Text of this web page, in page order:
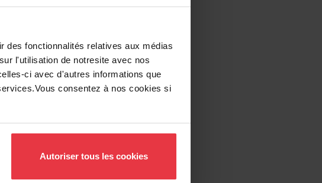
des fonctionnalités relatives aux médias
l'utilisation de notresite avec nos
ci avec d'autres informations que
consentez à nos cookies si
Autoriser tous les cookies